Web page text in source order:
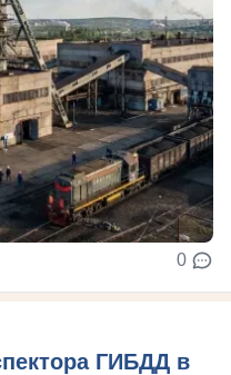
0
ГИБДД в